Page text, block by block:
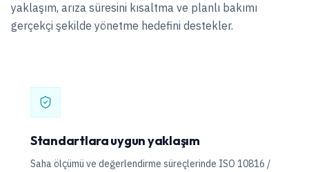
yaklaşım, arıza süresini kısaltma ve planlı bakımı
gerçekçi şekilde yönetme hedefini destekler.
Standartlara uygun yaklaşım
Saha ölçümü ve değerlendirme süreçlerinde ISO 10816 /